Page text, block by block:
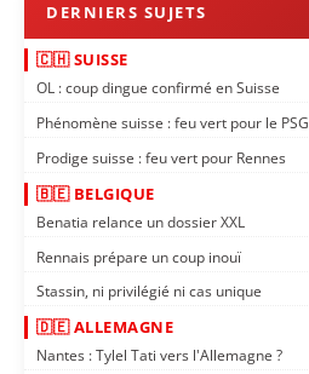
🇨🇭 SUISSE
OL : coup dingue confirmé en Suisse
Phénomène suisse : feu vert pour le PSG
Prodige suisse : feu vert pour Rennes
🇧🇪 BELGIQUE
Benatia relance un dossier XXL
Rennais prépare un coup inouï
Stassin, ni privilégié ni cas unique
🇩🇪 ALLEMAGNE
Nantes : Tylel Tati vers l'Allemagne ?